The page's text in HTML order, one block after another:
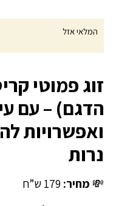
המלאי אזל
זוג פמוטי
הדגם) – עם
ואפשרויות
נרות
💸 מחיר: